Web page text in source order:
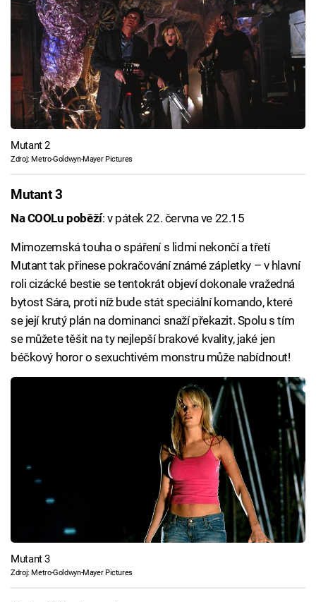
Mutant 2
Zdroj: Metro-Goldwyn-Mayer Pictures
Mutant 3
Na COOLu poběží: v pátek 22. června ve 22.15
Mimozemská touha o spáření s lidmi nekončí a třetí
Mutant tak přinese pokračování známé zápletky – v hlavní
roli cizácké bestie se tentokrát objeví dokonale vražedná
bytost Sára, proti níž bude stát speciální komando, které
se její krutý plán na dominanci snaží překazit. Spolu s tím
se můžete těšit na ty nejlepší brakové kvality, jaké jen
béčkový horor o sexuchtivém monstru může nabídnout!
Mutant 3
Zdroj: Metro-Goldwyn-Mayer Pictures